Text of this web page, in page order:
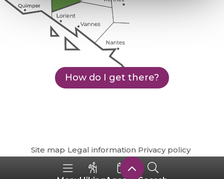
How do I get there?
Site map Legal information Privacy policy